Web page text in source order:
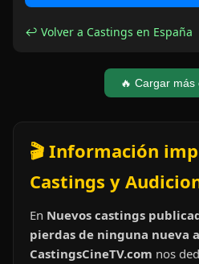
↩ Volver a Castings en España
🔥 Cargar más
🎬 Información
Castings y
En Nuevos castings
pierdas de ninguna nueva
CastingsCineTV.com nos